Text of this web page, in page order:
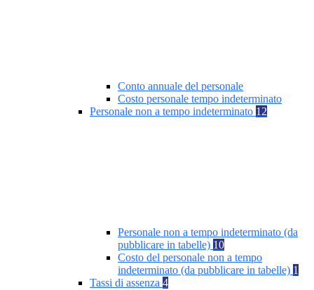
Conto annuale del personale
Costo personale tempo indeterminato
Personale non a tempo indeterminato 12
Personale non a tempo indeterminato (da
pubblicare in tabelle) 10
Costo del personale non a tempo
indeterminato (da pubblicare in tabelle) 1
Tassi di assenza 4